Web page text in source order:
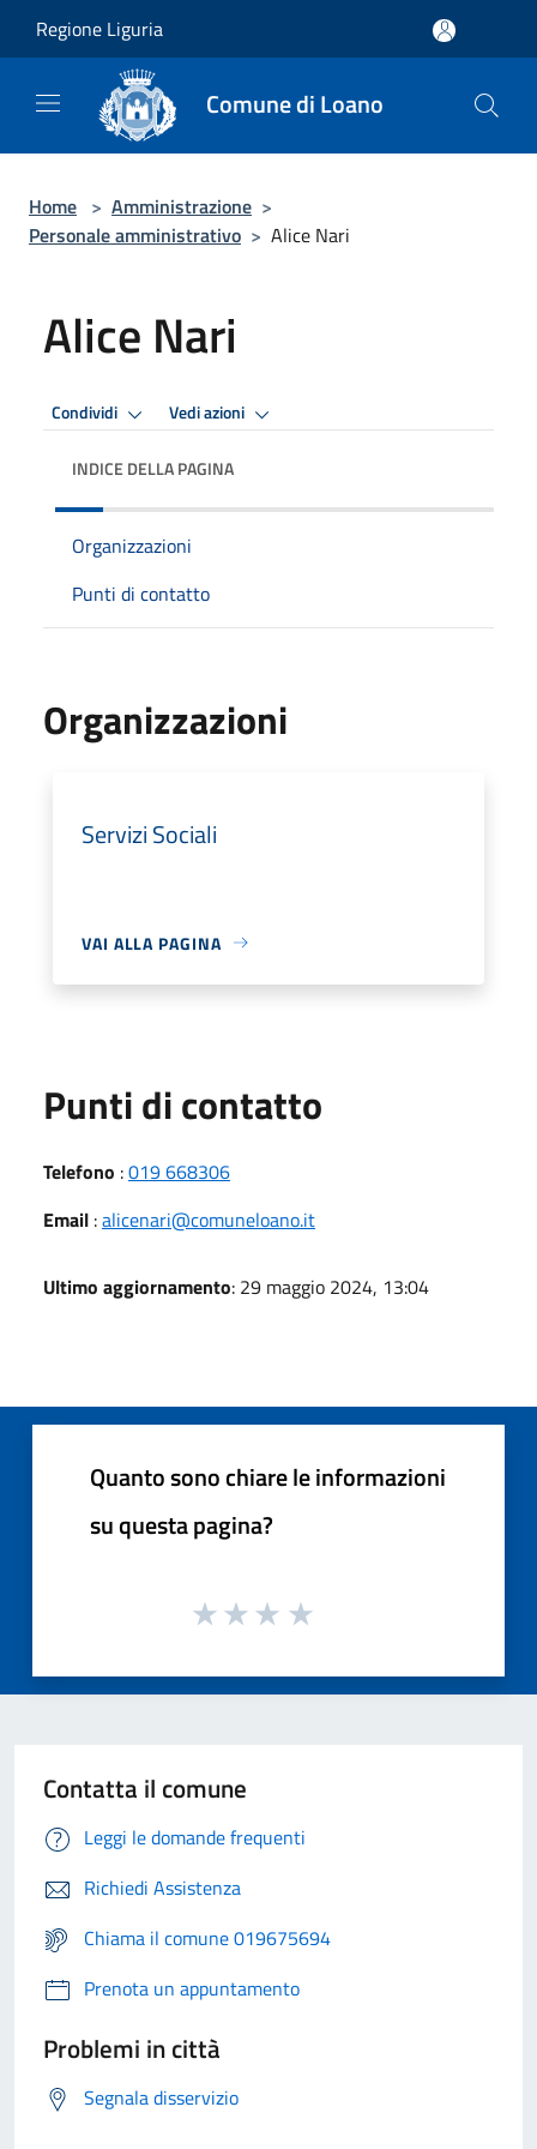
Regione Liguria
Comune di Loano
Home > Amministrazione >
Personale amministrativo > Alice Nari
Alice Nari
Condividi Vedi azioni
INDICE DELLA PAGINA
Organizzazioni
Punti di contatto
Organizzazioni
Servizi Sociali
VAI ALLA PAGINA
Punti di contatto
Telefono :019 668306
Email :alicenari@comuneloano.it
Ultimo aggiornamento: 29 maggio 2024, 13:04
Quanto sono chiare le informazioni
su questa pagina?
Contatta il comune
Leggi le domande frequenti
Richiedi Assistenza
Chiama il comune 019675694
Prenota un appuntamento
Problemi in città
Segnala disservizio